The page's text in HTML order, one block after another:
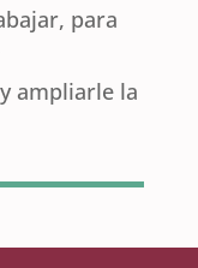
para
ampliarle la